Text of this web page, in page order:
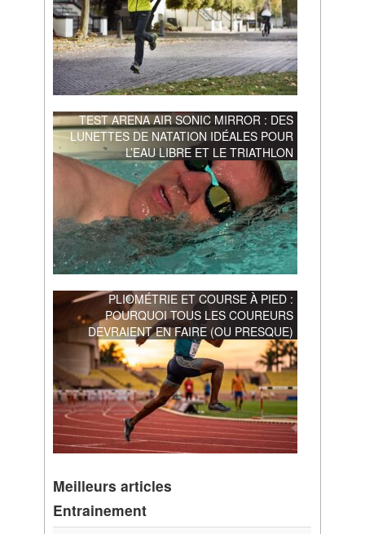
TEST ARENA AIR SONIC MIRROR : DES
LUNETTES DE NATATION IDÉALES POUR
L’EAU LIBRE ET LE TRIATHLON
PLIOMÉTRIE ET COURSE À PIED :
POURQUOI TOUS LES COUREURS
DEVRAIENT EN FAIRE (OU PRESQUE)
Meilleurs articles
Entrainement